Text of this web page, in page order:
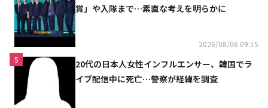
賞」や入隊まで…素直な考えを明らかに
2026/08/06 09:15
5
20代の日本人女性インフルエンサー、韓国でラ
イブ配信中に死亡…警察が経緯を調査